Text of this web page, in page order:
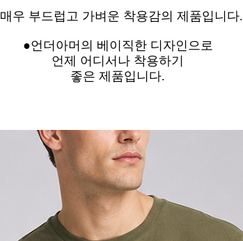
매우 부드럽고 가벼운 착용감의 제품입니다.
●언더아머의 베이직한 디자인으로
언제 어디서나 착용하기
좋은 제품입니다.